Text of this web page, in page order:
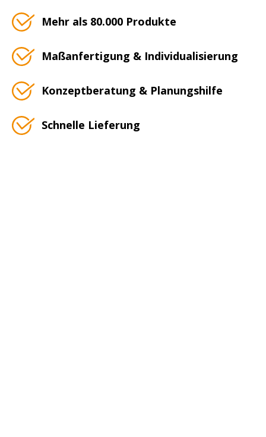
Mehr als 80.000 Produkte
Maßanfertigung & Individualisierung
Konzeptberatung & Planungshilfe
Schnelle Lieferung